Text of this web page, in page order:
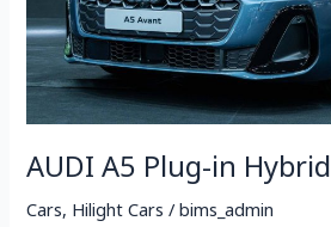
AUDI A5 Plug-in Hybrid
Cars, Hilight Cars /bims_admin